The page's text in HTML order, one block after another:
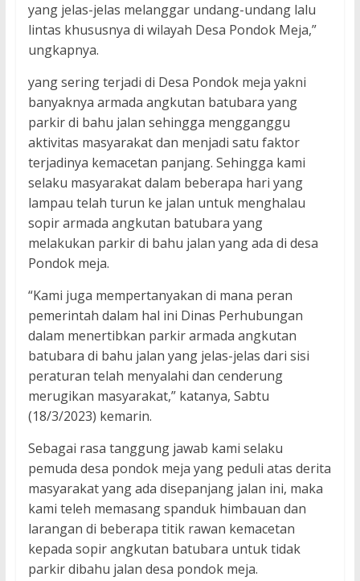
yang jelas-jelas melanggar undang-undang lalu
lintas khususnya di wilayah Desa Pondok Meja,”
ungkapnya.
yang sering terjadi di Desa Pondok meja yakni
banyaknya armada angkutan batubara yang
parkir di bahu jalan sehingga mengganggu
aktivitas masyarakat dan menjadi satu faktor
terjadinya kemacetan panjang. Sehingga kami
selaku masyarakat dalam beberapa hari yang
lampau telah turun ke jalan untuk menghalau
sopir armada angkutan batubara yang
melakukan parkir di bahu jalan yang ada di desa
Pondok meja.
“Kami juga mempertanyakan di mana peran
pemerintah dalam hal ini Dinas Perhubungan
dalam menertibkan parkir armada angkutan
batubara di bahu jalan yang jelas-jelas dari sisi
peraturan telah menyalahi dan cenderung
merugikan masyarakat,” katanya, Sabtu
(18/3/2023) kemarin.
Sebagai rasa tanggung jawab kami selaku
pemuda desa pondok meja yang peduli atas derita
masyarakat yang ada disepanjang jalan ini, maka
kami teleh memasang spanduk himbauan dan
larangan di beberapa titik rawan kemacetan
kepada sopir angkutan batubara untuk tidak
parkir dibahu jalan desa pondok meja.